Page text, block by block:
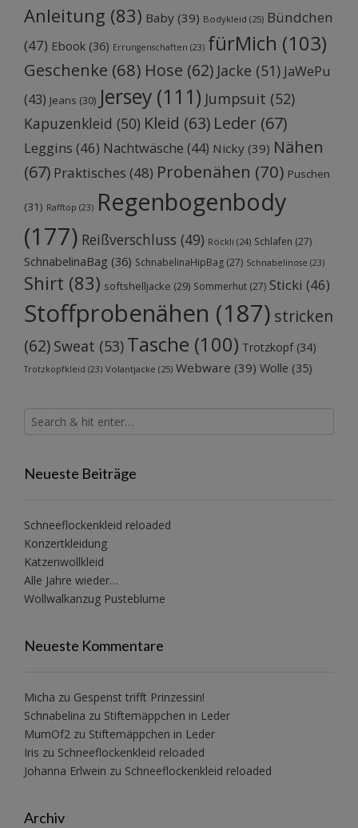
Anleitung (83) Baby (39) Bodykleid (25) Bündchen
(47) Ebook (36) Errungenschaften (23) fürMich (103)
Geschenke (68) Hose (62) Jacke (51) JaWePu
(43) Jeans (30) Jersey (111) Jumpsuit (52)
Kapuzenkleid (50) Kleid (63) Leder (67)
Leggins (46) Nachtwäsche (44) Nicky (39) Nähen
(67) Praktisches (48) Probenähen (70) Puschen
(31) Rafftop (23) Regenbogenbody
(177) Reißverschluss (49) Röckli (24) Schlafen (27)
SchnabelinaBag (36) SchnabelinaHipBag (27) Schnabelinose (23)
Shirt (83) softshelljacke (29) Sommerhut (27) Sticki (46)
Stoffprobenähen (187) stricken
(62) Sweat (53) Tasche (100) Trotzkopf(34)
Trotzkopfkleid (23) Volantjacke (25) Webware (39) Wolle (35)
Neueste Beiträge
Schneeflockenkleid reloaded
Konzertkleidung
Katzenwollkleid
Alle Jahre wieder…
Wollwalkanzug Pusteblume
Neueste Kommentare
Micha zu Gespenst trifft Prinzessin!
Schnabelina zu Stiftemäppchen in Leder
MumOf2 zu Stiftemäppchen in Leder
Iris zu Schneeflockenkleid reloaded
Johanna Erlwein zu Schneeflockenkleid reloaded
Archiv